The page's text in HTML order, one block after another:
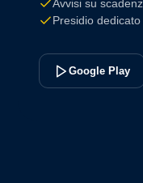
Avvisi su
Presidio
Google Play